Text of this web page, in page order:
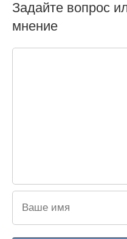
Задайте вопрос
мнение